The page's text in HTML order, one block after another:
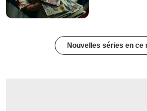
Nouvelles séries en ce